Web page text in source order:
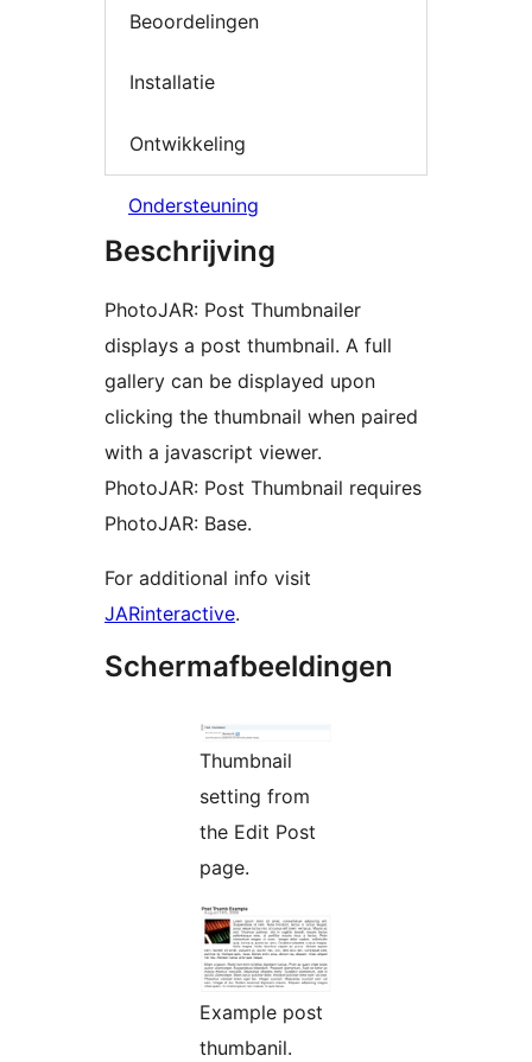
Beoordelingen
Installatie
Ontwikkeling
Ondersteuning
Beschrijving
PhotoJAR: Post Thumbnailer
displays a post thumbnail. A full
gallery can be displayed upon
clicking the thumbnail when paired
with a javascript viewer.
PhotoJAR: Post Thumbnail requires
PhotoJAR: Base.
For additional info visit
JARinteractive.
Schermafbeeldingen
Thumbnail
setting from
the Edit Post
page.
Example post
thumbanil.